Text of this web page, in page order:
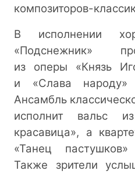
композиторов-
В исполнении
«Подснежник»
из оперы «Князь
и «Слава народу»
Ансамбль
исполнит вальс
красавица», а
«Танец
Также зрители